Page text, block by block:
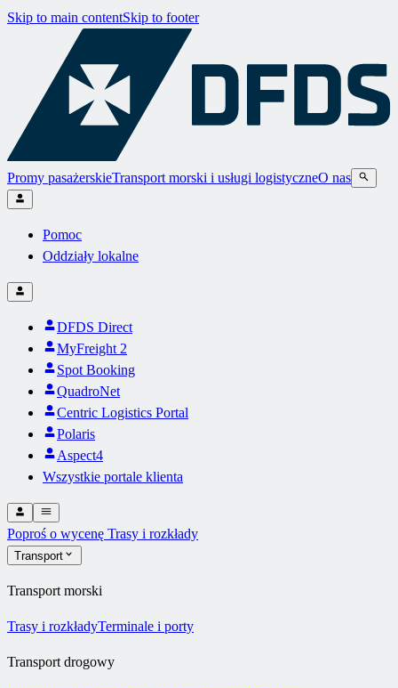
Skip to main contentSkip to footer
Promy pasażerskieTransport morski i usługi logistyczneO nas
Pomoc
Oddziały lokalne
DFDS Direct
MyFreight 2
Spot Booking
QuadroNet
Centric Logistics Portal
Polaris
Aspect4
Wszystkie portale klienta
Poproś o wycenę Trasy i rozkłady
Transport
Transport morski
Trasy i rozkładyTerminale i porty
Transport drogowy